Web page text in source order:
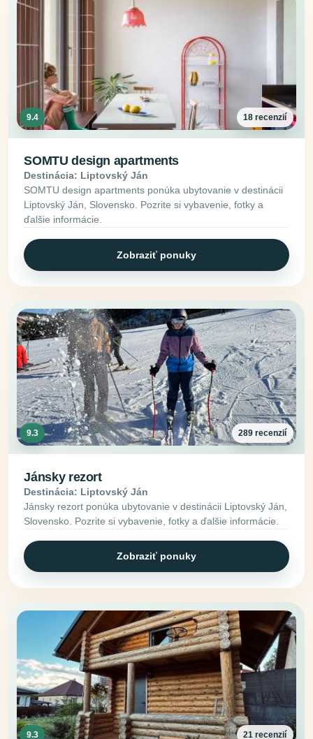
9.4 18 recenzií
SOMTU design apartments
Destinácia: Liptovský Ján
SOMTU design apartments ponúka ubytovanie v destinácii
Liptovský Ján, Slovensko. Pozrite si vybavenie, fotky a
ďalšie informácie.
Zobraziť ponuky
9.3 289 recenzií
Jánsky rezort
Destinácia: Liptovský Ján
Jánsky rezort ponúka ubytovanie v destinácii Liptovský Ján,
Slovensko. Pozrite si vybavenie, fotky a ďalšie informácie.
Zobraziť ponuky
9.3 21 recenzií